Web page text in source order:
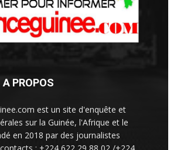
A PROPOS
est un site d'enquête et
sur la Guinée, l'Afrique et le
en 2018 par des journalistes